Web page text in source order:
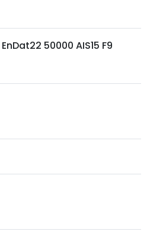
EnDat22 50000 AIS15 F9